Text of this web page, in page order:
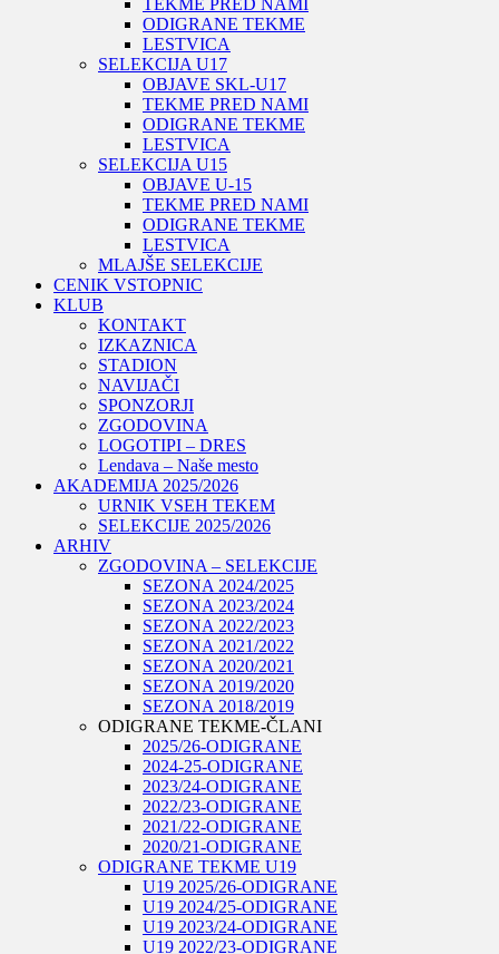
ODIGRANE TEKME
LESTVICA
SELEKCIJA U17
OBJAVE SKL-U17
TEKME PRED NAMI
ODIGRANE TEKME
LESTVICA
SELEKCIJA U15
OBJAVE U-15
TEKME PRED NAMI
ODIGRANE TEKME
LESTVICA
MLAJŠE SELEKCIJE
CENIK VSTOPNIC
KLUB
KONTAKT
IZKAZNICA
STADION
NAVIJAČI
SPONZORJI
ZGODOVINA
LOGOTIPI – DRES
Lendava – Naše mesto
AKADEMIJA 2025/2026
URNIK VSEH TEKEM
SELEKCIJE 2025/2026
ARHIV
ZGODOVINA – SELEKCIJE
SEZONA 2024/2025
SEZONA 2023/2024
SEZONA 2022/2023
SEZONA 2021/2022
SEZONA 2020/2021
SEZONA 2019/2020
SEZONA 2018/2019
ODIGRANE TEKME-ČLANI
2025/26-ODIGRANE
2024-25-ODIGRANE
2023/24-ODIGRANE
2022/23-ODIGRANE
2021/22-ODIGRANE
2020/21-ODIGRANE
ODIGRANE TEKME U19
U19 2025/26-ODIGRANE
U19 2024/25-ODIGRANE
U19 2023/24-ODIGRANE
U19 2022/23-ODIGRANE